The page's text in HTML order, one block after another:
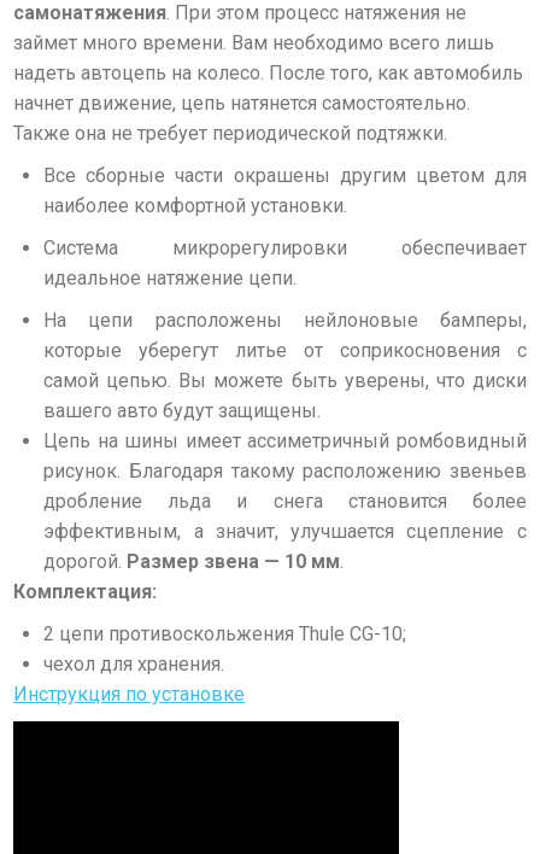
самонатяжения. При этом процесс натяжения не
займет много времени. Вам необходимо всего лишь
надеть автоцепь на колесо. После того, как автомобиль
начнет движение, цепь натянется самостоятельно.
Также она не требует периодической подтяжки.
Все сборные части окрашены другим цветом для
наиболее комфортной установки.
Система микрорегулировки обеспечивает
идеальное натяжение цепи.
На цепи расположены нейлоновые бамперы,
которые уберегут литье от соприкосновения с
самой цепью. Вы можете быть уверены, что диски
вашего авто будут защищены.
Цепь на шины имеет ассиметричный ромбовидный
рисунок. Благодаря такому расположению звеньев
дробление льда и снега становится более
эффективным, а значит, улучшается сцепление с
дорогой. Размер звена — 10 мм.
Комплектация:
2 цепи противоскольжения Thule CG-10;
чехол для хранения.
Инструкция по установке